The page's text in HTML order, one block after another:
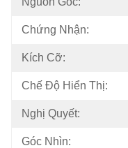
Chứng Nhận:
Kích Cỡ:
Chế Độ Hiển Thị:
Nghị Quyết:
Góc Nhìn: